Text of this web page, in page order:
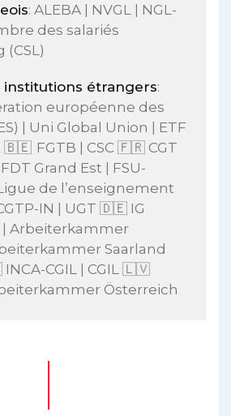
: ALEBA | NVGL | NGL-
des salariés
institutions étrangers:
européenne des
| Uni Global Union | ETF
🇧🇪 FGTB | CSC 🇫🇷 CGT
Grand Est | FSU-
de l’enseignement
IN | UGT 🇩🇪 IG
| Arbeiterkammer
Saarland
CGIL | CGIL 🇱🇻
Österreich